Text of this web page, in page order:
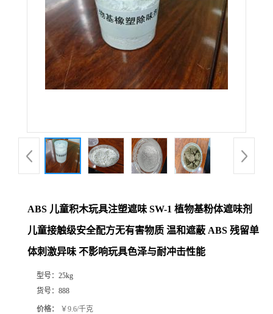
ABS 儿童积木玩具注塑遮味 SW-1 植物基粉体遮味剂
儿童接触级安全配方无有害物质 温和遮蔽 ABS 残留单
体刺激异味 不影响玩具色泽与耐冲击性能
型号： 25kg
货号： 888
价格： ￥9.6/千克